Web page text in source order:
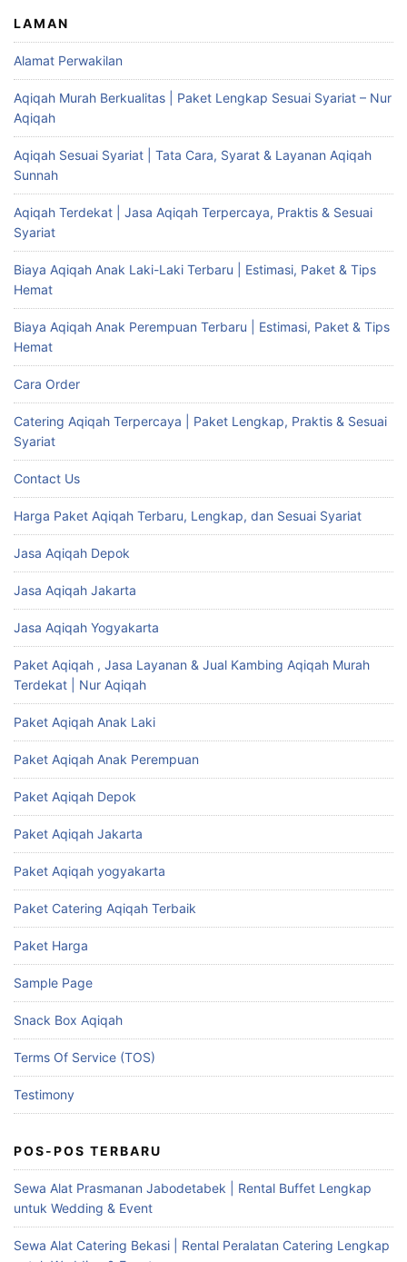
LAMAN
Alamat Perwakilan
Aqiqah Murah Berkualitas | Paket Lengkap Sesuai Syariat – Nur
Aqiqah
Aqiqah Sesuai Syariat | Tata Cara, Syarat & Layanan Aqiqah
Sunnah
Aqiqah Terdekat | Jasa Aqiqah Terpercaya, Praktis & Sesuai
Syariat
Biaya Aqiqah Anak Laki-Laki Terbaru | Estimasi, Paket & Tips
Hemat
Biaya Aqiqah Anak Perempuan Terbaru | Estimasi, Paket & Tips
Hemat
Cara Order
Catering Aqiqah Terpercaya | Paket Lengkap, Praktis & Sesuai
Syariat
Contact Us
Harga Paket Aqiqah Terbaru, Lengkap, dan Sesuai Syariat
Jasa Aqiqah Depok
Jasa Aqiqah Jakarta
Jasa Aqiqah Yogyakarta
Paket Aqiqah , Jasa Layanan & Jual Kambing Aqiqah Murah
Terdekat | Nur Aqiqah
Paket Aqiqah Anak Laki
Paket Aqiqah Anak Perempuan
Paket Aqiqah Depok
Paket Aqiqah Jakarta
Paket Aqiqah yogyakarta
Paket Catering Aqiqah Terbaik
Paket Harga
Sample Page
Snack Box Aqiqah
Terms Of Service (TOS)
Testimony
POS-POS TERBARU
Sewa Alat Prasmanan Jabodetabek | Rental Buffet Lengkap
untuk Wedding & Event
Sewa Alat Catering Bekasi | Rental Peralatan Catering Lengkap